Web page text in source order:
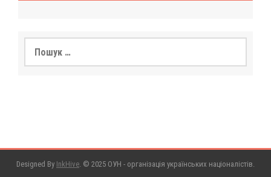
Designed By InkHive © 2025 ОУН - організація українських націоналістів.